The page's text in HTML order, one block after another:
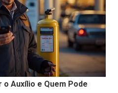
o Auxílio e Quem Pode